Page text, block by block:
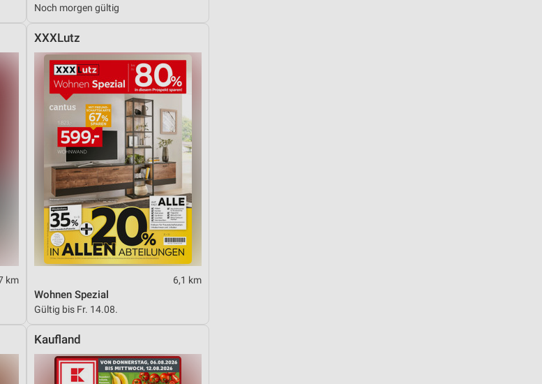
Noch morgen gültig
km
XXXLutz
6,1 km
Wohnen Spezial
Gültig bis Fr. 14.08.
Kaufland